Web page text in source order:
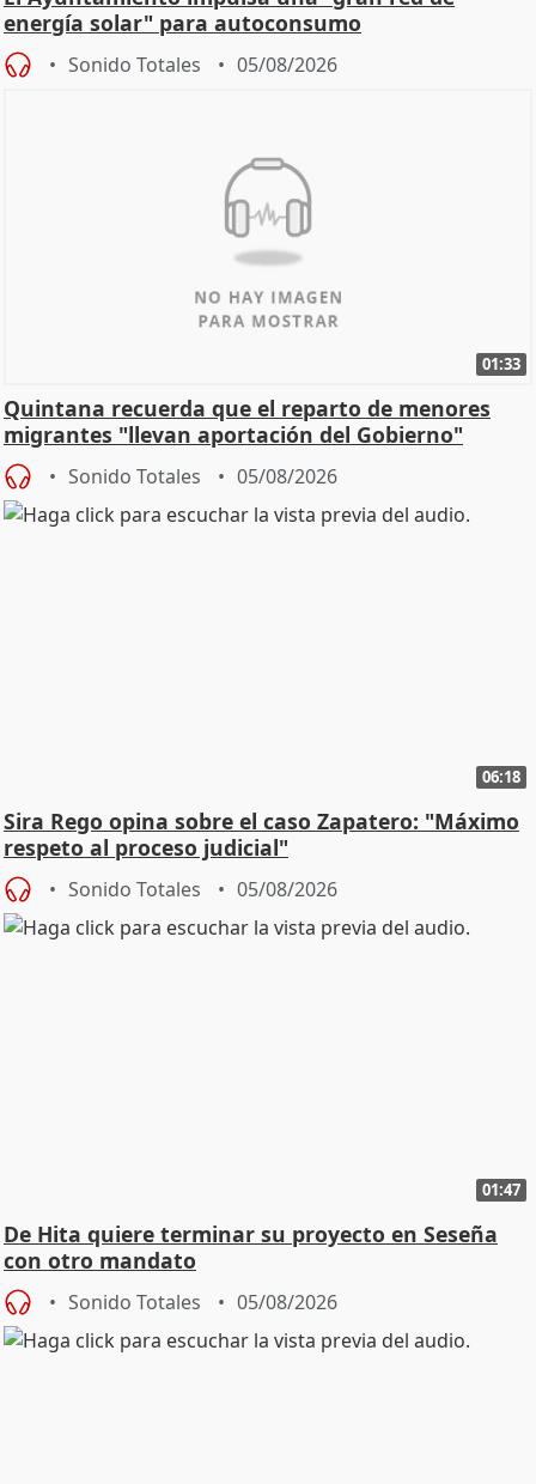
energía solar" para autoconsumo
Sonido Totales 05/08/2026
01:33
Quintana recuerda que el reparto de menores
migrantes "llevan aportación del Gobierno"
central
Sonido Totales 05/08/2026
06:18
Sira Rego opina sobre el caso Zapatero: "Máximo
respeto al proceso judicial"
Sonido Totales 05/08/2026
01:47
De Hita quiere terminar su proyecto en Seseña
con otro mandato
Sonido Totales 05/08/2026